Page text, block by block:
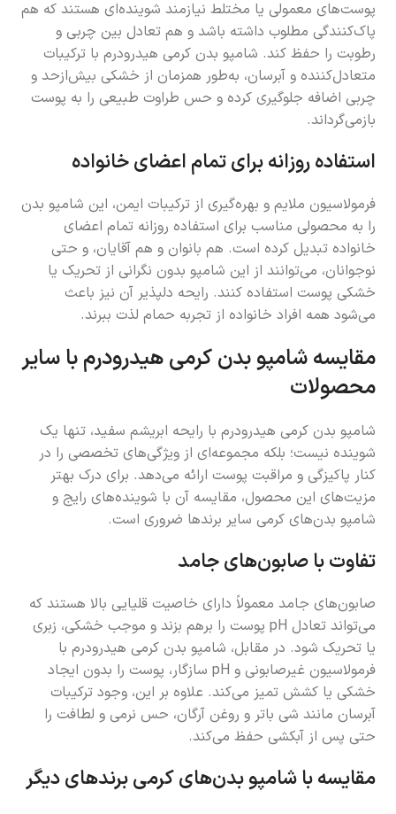
پوست‌های معمولی یا مختلط نیازمند شوینده‌ای هستند که هم
پاک‌کنندگی مطلوب داشته باشد و هم تعادل بین چربی و
رطوبت را حفظ کند. شامپو بدن کرمی هیدرودرم با ترکیبات
متعادل‌کننده و آبرسان، به‌طور همزمان از خشکی بیش‌ازحد و
چربی اضافه جلوگیری کرده و حس طراوت طبیعی را به پوست
بازمی‌گرداند.
استفاده روزانه برای تمام اعضای خانواده
فرمولاسیون ملایم و بهره‌گیری از ترکیبات ایمن، این شامپو بدن
را به محصولی مناسب برای استفاده روزانه تمام اعضای
خانواده تبدیل کرده است. هم بانوان و هم آقایان، و حتی
نوجوانان، می‌توانند از این شامپو بدون نگرانی از تحریک یا
خشکی پوست استفاده کنند. رایحه دلپذیر آن نیز باعث
می‌شود همه افراد خانواده از تجربه حمام لذت ببرند.
مقایسه شامپو بدن کرمی هیدرودرم با سایر
محصولات
شامپو بدن کرمی هیدرودرم با رایحه ابریشم سفید، تنها یک
شوینده نیست؛ بلکه مجموعه‌ای از ویژگی‌های تخصصی را در
کنار پاکیزگی و مراقبت پوست ارائه می‌دهد. برای درک بهتر
مزیت‌های این محصول، مقایسه آن با شوینده‌های رایج و
شامپو بدن‌های کرمی سایر برندها ضروری است.
تفاوت با صابون‌های جامد
صابون‌های جامد معمولاً دارای خاصیت قلیایی بالا هستند که
می‌تواند تعادل pH پوست را برهم بزند و موجب خشکی، زبری
یا تحریک شود. در مقابل، شامپو بدن کرمی هیدرودرم با
فرمولاسیون غیرصابونی و pH سازگار، پوست را بدون ایجاد
خشکی یا کشش تمیز می‌کند. علاوه بر این، وجود ترکیبات
آبرسان مانند شی باتر و روغن آرگان، حس نرمی و لطافت را
حتی پس از آبکشی حفظ می‌کند.
مقایسه با شامپو بدن‌های کرمی برندهای دیگر